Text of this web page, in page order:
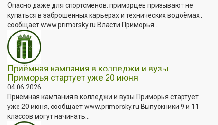
Опасно даже для спортсменов: приморцев призывают не
купаться в заброшенных карьерах и технических водоёмах ,
сообщает www.primorsky.ru Власти Приморья...
Приёмная кампания в колледжи и вузы
Приморья стартует уже 20 июня
04.06.2026
Приёмная кампания в колледжи и вузы Приморья стартует
уже 20 июня, сообщает www.primorsky.ru Выпускники 9 и 11
классов могут начинать...